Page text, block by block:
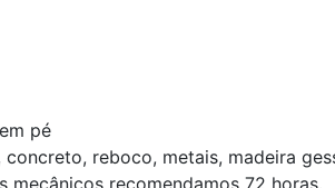
pé
reboco, metais, madeira
recomendamos 72 horas.